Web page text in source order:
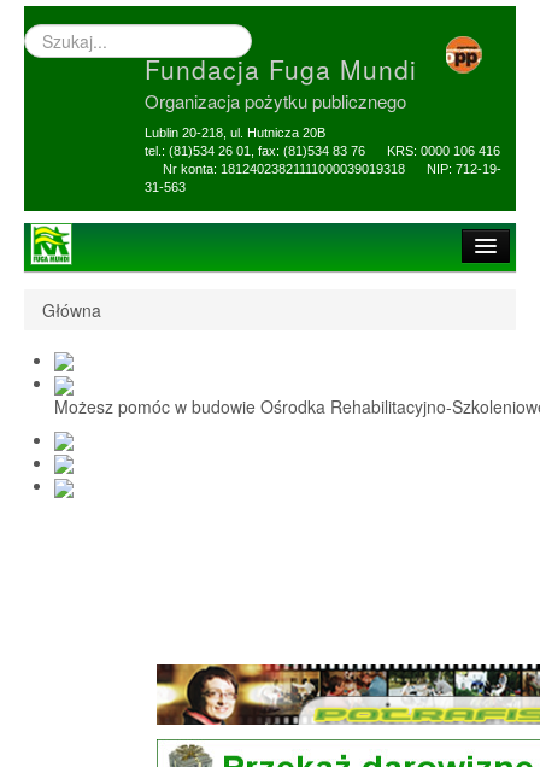
Wyszukiwarka
–
Fundacja Fuga Mundi
Organizacja pożytku publicznego
Lublin 20-218, ul. Hutnicza 20B
tel.: (81)534 26 01, fax: (81)534 83 76 KRS: 0000 106 416
Nr konta: 18124023821111000039019318 NIP: 712-19-
31-563
1,5% i darowizny
Nasi Beneficjenci
Ośrodek Reh-Szkol
Sprawozdania
Główna
Możesz pomóc w budowie Ośrodka Rehabilitacyjno-